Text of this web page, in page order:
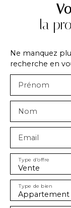
la
Ne manquez
recherche en
Prénom
Nom
Email
Vente
Type d'offre
Appartement
Type de bien